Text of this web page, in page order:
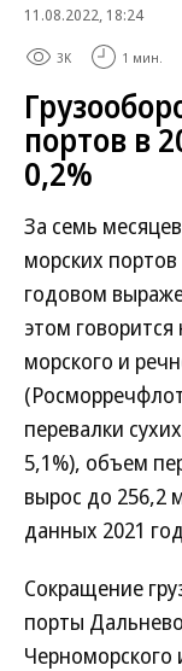
11.08.2022, 18:24
3K 1 мин.
портов в
0,2%
За семь
морских портов
годовом
этом говорится
морского и
перевалки
5,1%), объем
вырос до 256,2
данных 2021
Сокращение
порты
Черноморского